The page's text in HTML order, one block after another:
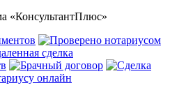
«КонсультантПлюс»